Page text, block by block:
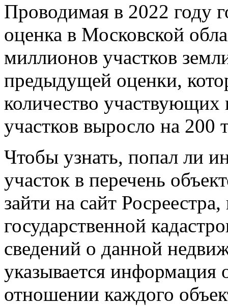
Проводимая в 2022 году
оценка в Московской
миллионов участков
предыдущей оценки,
количество
участков выросло на 200
Чтобы узнать, попал ли
участок в перечень
зайти на сайт
государственной
сведений о данной
указывается
отношении каждого